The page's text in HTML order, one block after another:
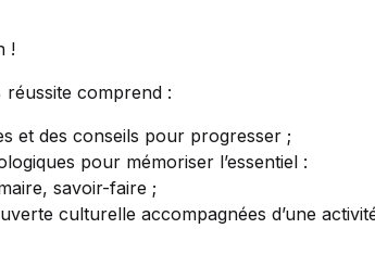
!
réussite comprend :
et des conseils pour progresser ;
pour mémoriser l’essentiel :
savoir-faire ;
culturelle accompagnées d’une